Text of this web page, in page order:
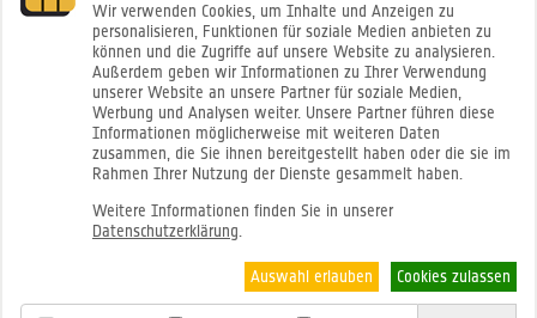
Wir verwenden Cookies, um Inhalte und Anzeigen zu
personalisieren, Funktionen für soziale Medien anbieten zu
können und die Zugriffe auf unsere Website zu analysieren.
Außerdem geben wir Informationen zu Ihrer Verwendung
unserer Website an unsere Partner für soziale Medien,
Werbung und Analysen weiter. Unsere Partner führen diese
Informationen möglicherweise mit weiteren Daten
zusammen, die Sie ihnen bereitgestellt haben oder die sie im
Rahmen Ihrer Nutzung der Dienste gesammelt haben.
Weitere Informationen finden Sie in unserer
Datenschutzerklärung
Auswahl erlauben Cookies zulassen
StarMoney 15 Basic Kaufversion
für Bestandskunden